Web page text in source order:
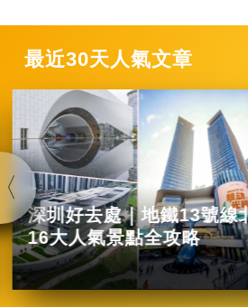
最近30天人氣文章
深圳好去處｜地鐵13號線
16大人氣景點全攻略